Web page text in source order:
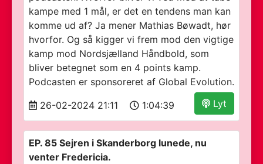
kampe med 1 mål, er det en tendens man kan
komme ud af? Ja mener Mathias Bøwadt, hør
hvorfor. Og så kigger vi frem mod den vigtige
kamp mod Nordsjælland Håndbold, som
bliver betegnet som en 4 points kamp.
Podcasten er sponsoreret af Global Evolution.
Lyt
26-02-2024 21:11 1:04:39
EP. 85 Sejren i Skanderborg lunede, nu
venter Fredericia.